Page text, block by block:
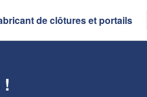
de clôtures et portails
!